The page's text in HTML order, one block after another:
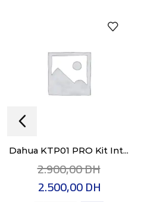
Dahua KTP01 PRO Kit Int...
2.900,00DH
2.500,00DH